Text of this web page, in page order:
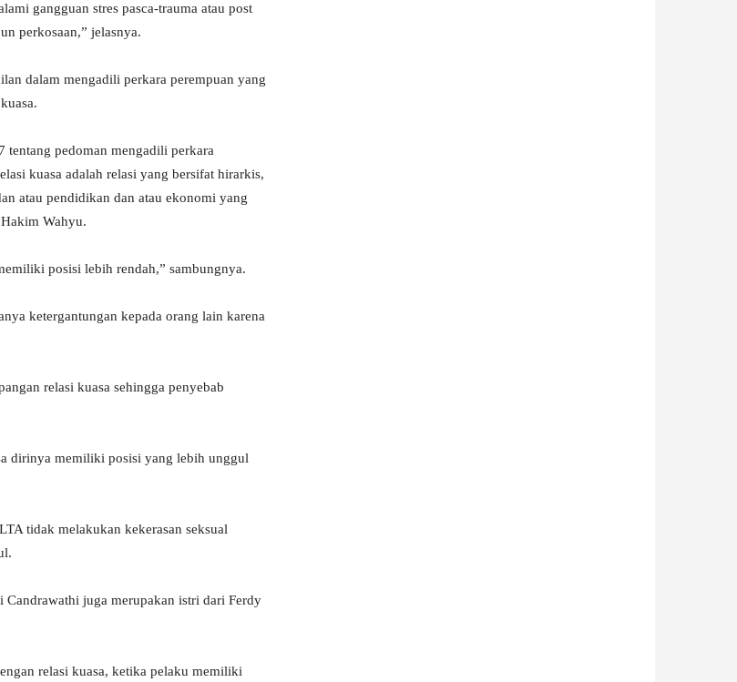
gangguan stres pasca-trauma atau post
perkosaan,” jelasnya.
dalam mengadili perkara perempuan yang
tentang pedoman mengadili perkara
kuasa adalah relasi yang bersifat hirarkis,
atau pendidikan dan atau ekonomi yang
Wahyu.
posisi lebih rendah,” sambungnya.
ketergantungan kepada orang lain karena
relasi kuasa sehingga penyebab
dirinya memiliki posisi yang lebih unggul
tidak melakukan kekerasan seksual
juga merupakan istri dari Ferdy
relasi kuasa, ketika pelaku memiliki